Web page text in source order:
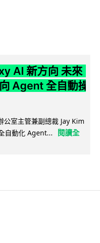
AI 新方向 未來
Agent 全自動操
室主管兼副總裁 Jay Kim
自動化 Agent...
閱讀全